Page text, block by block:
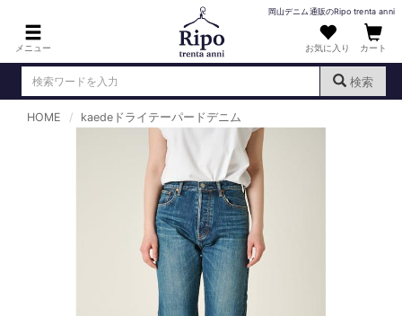
メニュー
岡山デニム通販のRipo trenta anni
お気に入り カート
検索
新規会員登録）
PANTS : パンツ
TOPS : トップス
T-SHIRT : Tシャツ
HOME kaedeドライテーパードデニム